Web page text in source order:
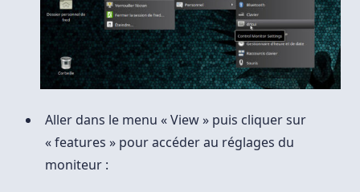
Aller dans le menu « View » puis cliquer sur
« features » pour accéder au réglages du
moniteur :